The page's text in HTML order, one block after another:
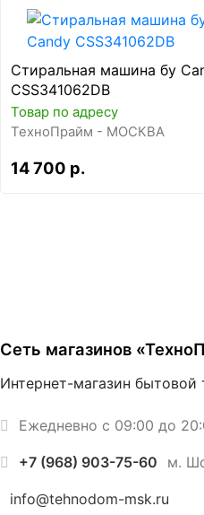
Стиральная машина бу
CSS341062DB
Товар по адресу
ТехноПрайм - МОСКВА
14 700 р.
Сеть магазинов
Интернет-магазин бытовой
Ежедневно с 09:00 до
+7 (968) 903-75-60 м.
info@tehnodom-msk.ru